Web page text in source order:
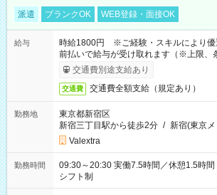
派遣 ブランクOK WEB登録・面接OK
給与
時給1800円 ※ご経験・スキルにより優
前払いで給与が受け取れます（※上限、
交通費別途支給あり
交通費 交通費全額支給（規定あり）
勤務地
東京都新宿区
新宿三丁目駅から徒歩2分 / 新宿(東京
Valextra
勤務時間
09:30～20:30 実働7.5時間／休憩1.5時間 営業時間に合わせた
シフト制